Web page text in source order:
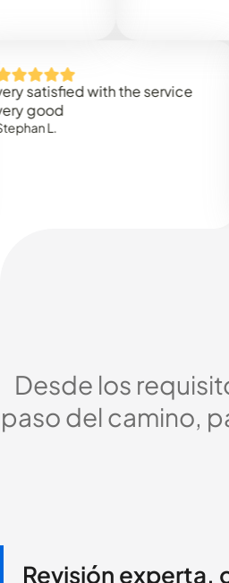
with the service
Desde los
paso del camino,
Revisión experta,